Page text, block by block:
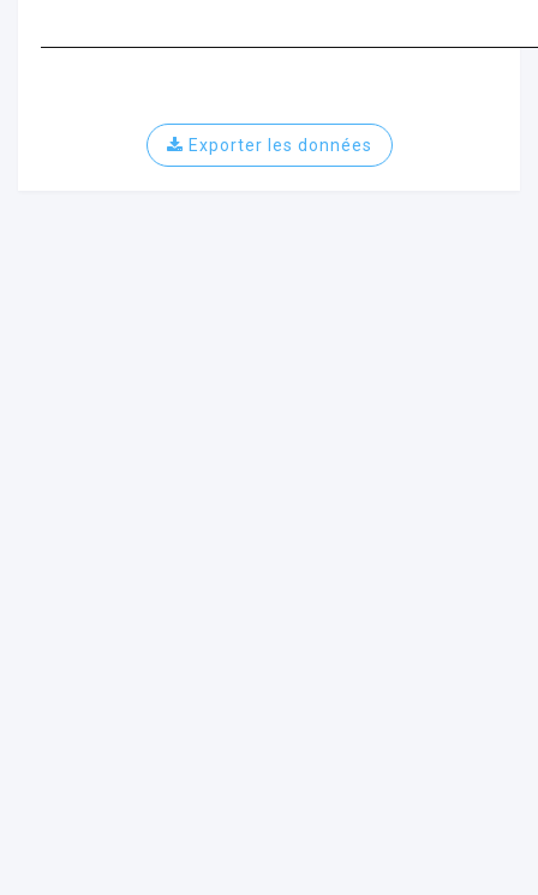
Exporter les données